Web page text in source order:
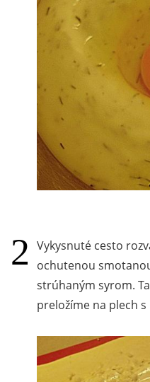
Vykysnuté cesto
ochutenou
strúhaným syrom.
preložíme na plech